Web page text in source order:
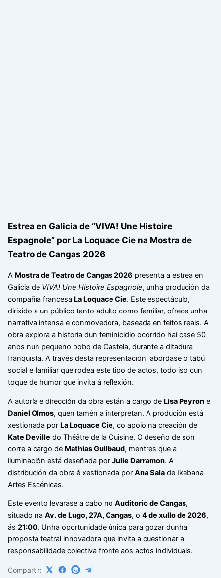
Estrea en Galicia de “VIVA! Une Histoire
Espagnole” por La Loquace Cie na Mostra de
Teatro de Cangas 2026
A Mostra de Teatro de Cangas 2026 presenta a estrea en
Galicia de VIVA! Une Histoire Espagnole, unha produción da
compañía francesa La Loquace Cie. Este espectáculo,
dirixido a un público tanto adulto como familiar, ofrece unha
narrativa intensa e conmovedora, baseada en feitos reais. A
obra explora a historia dun feminicidio ocorrido hai case 50
anos nun pequeno pobo de Castela, durante a ditadura
franquista. A través desta representación, abórdase o tabú
social e familiar que rodea este tipo de actos, todo iso cun
toque de humor que invita á reflexión.
A autoría e dirección da obra están a cargo de Lisa Peyrone
Daniel Olmos, quen tamén a interpretan. A produción está
xestionada por La Loquace Cie, co apoio na creación de
Kate Deville do Théâtre de la Cuisine. O deseño de son
corre a cargo de Mathias Guilbaud, mentres que a
iluminación está deseñada por Julie Darramon. A
distribución da obra é xestionada por Ana Salade Ikebana
Artes Escénicas.
Este evento levarase a cabo no Auditorio de Cangas,
situado na Av. de Lugo, 27A, Cangas, o 4 de xullo de 2026,
ás 21:00. Unha oportunidade única para gozar dunha
proposta teatral innovadora que invita a cuestionar a
responsabilidade colectiva fronte aos actos individuais.
Compartir: